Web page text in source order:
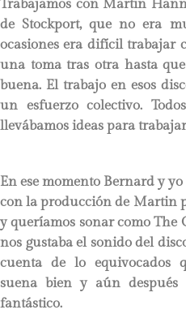
Trabajamos con Martin
de Stockport, que no era
ocasiones era difícil trabajar
una toma tras otra hasta
buena. El trabajo en esos
un esfuerzo colectivo.
llevábamos ideas para
En ese momento Bernard y
con la producción de Martin
y queríamos sonar como The
nos gustaba el sonido del
cuenta de lo equivocados
suena bien y aún después
fantástico.